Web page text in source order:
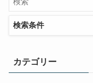
検索条件
カテゴリー